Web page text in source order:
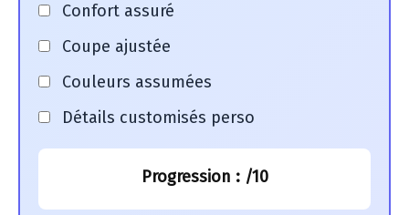
Confort assuré
Coupe ajustée
Couleurs assumées
Détails customisés perso
Progression : /10